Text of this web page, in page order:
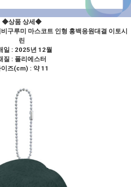
◆상품 상세◆
구루미 마스코트 인형 홍백응원대결 이토시
린
일 : 2025년 12월
질 : 폴리에스터
즈(cm) : 약 11